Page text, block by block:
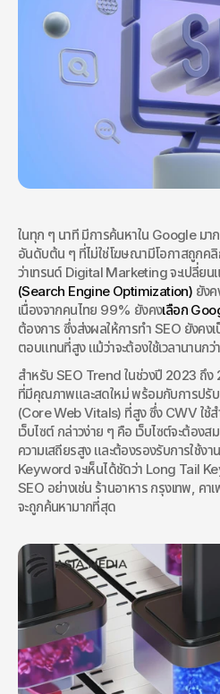
ในทุก ๆ นาที มีการค้นหาใน Google ม
อันดับต้น ๆ ที่ไม่ใช่โฆษณามีโอกาสถูกค
ว่าเทรนด์ Digital Marketing จะเปลี่ยน
(Search Engine Optimization) ยัง
เนื่องจากคนไทย 99% ยังคงเลือก
ต้องการ ซึ่งส่งผลให้การทำ SEO ยังคง
ตอบแทนที่สูง แม้ว่าจะต้องใช้เวลานานก
สำหรับ SEO Trend ในช่วงปี 2023 ถึง
ที่มีคุณภาพและสดใหม่ พร้อมกับการปรับ
(Core Web Vitals) ที่สูง ซึ่ง CWV ใช้
เว็บไซต์ กล่าวง่าย ๆ คือ เว็บไซต์จะต้อ
ความเสถียรสูง และต้องรองรับการใช้ง
Keyword จะเห็นได้ชัดว่า Long Tail
SEO อย่างเช่น ร้านอาหาร กรุงเทพ, คา
จะถูกค้นหามากที่สุด